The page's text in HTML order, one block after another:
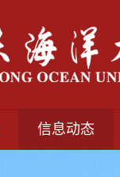
信息动态